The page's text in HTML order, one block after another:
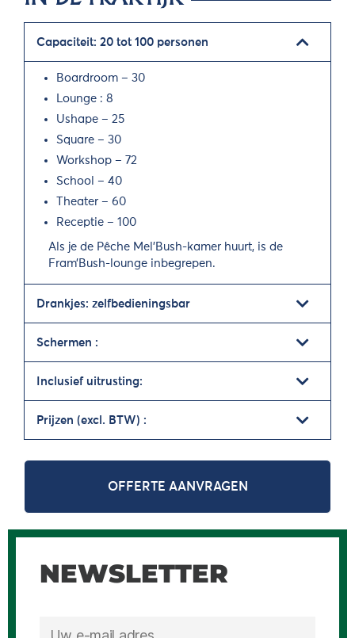
Capaciteit: 20 tot 100 personen
Boardroom – 30
Lounge : 8
Ushape – 25
Square – 30
Workshop – 72
School – 40
Theater – 60
Receptie – 100
Als je de Pêche Mel’Bush-kamer huurt, is de
Fram’Bush-lounge inbegrepen.
Drankjes: zelfbedieningsbar
Schermen :
Inclusief uitrusting:
Prijzen (excl. BTW) :
OFFERTE AANVRAGEN
NEWSLETTER